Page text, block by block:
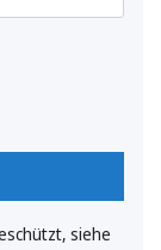
siehe